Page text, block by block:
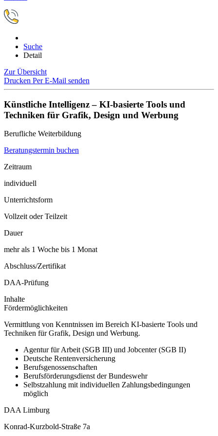
Suche
Detail
Zur Übersicht
Drucken Per E-Mail senden
Künstliche Intelligenz – KI-basierte Tools und
Techniken für Grafik, Design und Werbung
Berufliche Weiterbildung
Beratungstermin buchen
Zeitraum
individuell
Unterrichtsform
Vollzeit oder Teilzeit
Dauer
mehr als 1 Woche bis 1 Monat
Abschluss/Zertifikat
DAA-Prüfung
Inhalte
Fördermöglichkeiten
Vermittlung von Kenntnissen im Bereich KI-basierte Tools und
Techniken für Grafik, Design und Werbung.
Agentur für Arbeit (SGB III) und Jobcenter (SGB II)
Deutsche Rentenversicherung
Berufsgenossenschaften
Berufsförderungsdienst der Bundeswehr
Selbstzahlung mit individuellen Zahlungsbedingungen
möglich
DAA Limburg
Konrad-Kurzbold-Straße 7a